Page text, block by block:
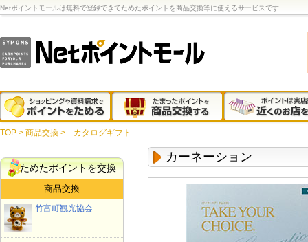
Netポイントモールは無料で登録できてためたポイントを商品交換等に使えるサービスです
TOP > 商品交換 > カタログギフト
ためたポイントを交換
商品交換
竹富町観光協会
カーネーション